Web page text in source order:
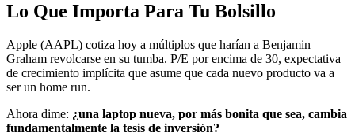
Lo Que Importa Para Tu Bolsillo
Apple (AAPL) cotiza hoy a múltiplos que harían a Benjamin
Graham revolcarse en su tumba. P/E por encima de 30, expectativa
de crecimiento implícita que asume que cada nuevo producto va a
ser un home run.
Ahora dime: ¿una laptop nueva, por más bonita que sea, cambia
fundamentalmente la tesis de inversión?